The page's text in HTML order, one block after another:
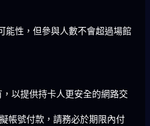
能性，但參與人數不會超過場館
以提供持卡人更安全的網路交
帳號付款，請務必於期限內付